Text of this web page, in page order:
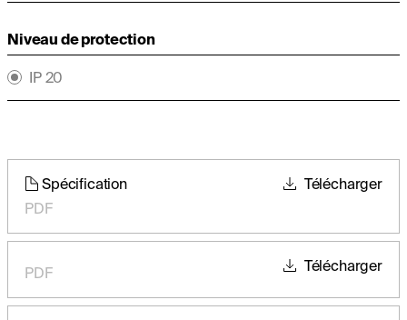
Niveau de protection
IP 20
Spécification
PDF
Télécharger
PDF Télécharger